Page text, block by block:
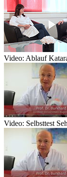
Video: Ablauf
Video: Selbsttest